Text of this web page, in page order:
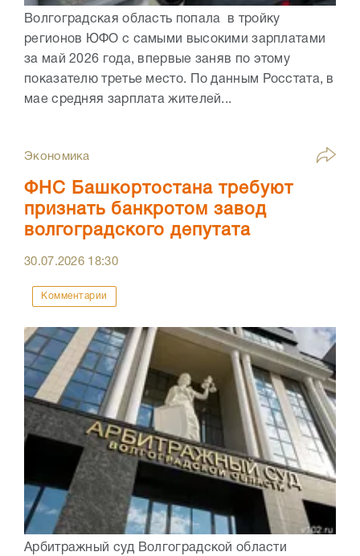
Волгоградская область попала в тройку
регионов ЮФО с самыми высокими зарплатами
за май 2026 года, впервые заняв по этому
показателю третье место. По данным Росстата, в
мае средняя зарплата жителей...
Экономика
ФНС Башкортостана требуют
признать банкротом завод
волгоградского депутата
30.07.2026 18:30
Комментарии
Арбитражный суд Волгоградской области